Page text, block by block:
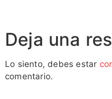
Deja una
Lo siento, debes estar
comentario.